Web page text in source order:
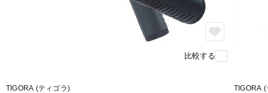
比較する
TIGORA (ティゴラ) TIGORA